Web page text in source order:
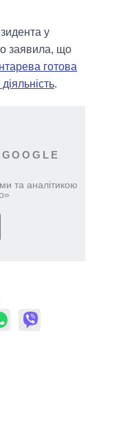
у
заявила, що
готова
.
та аналітикою